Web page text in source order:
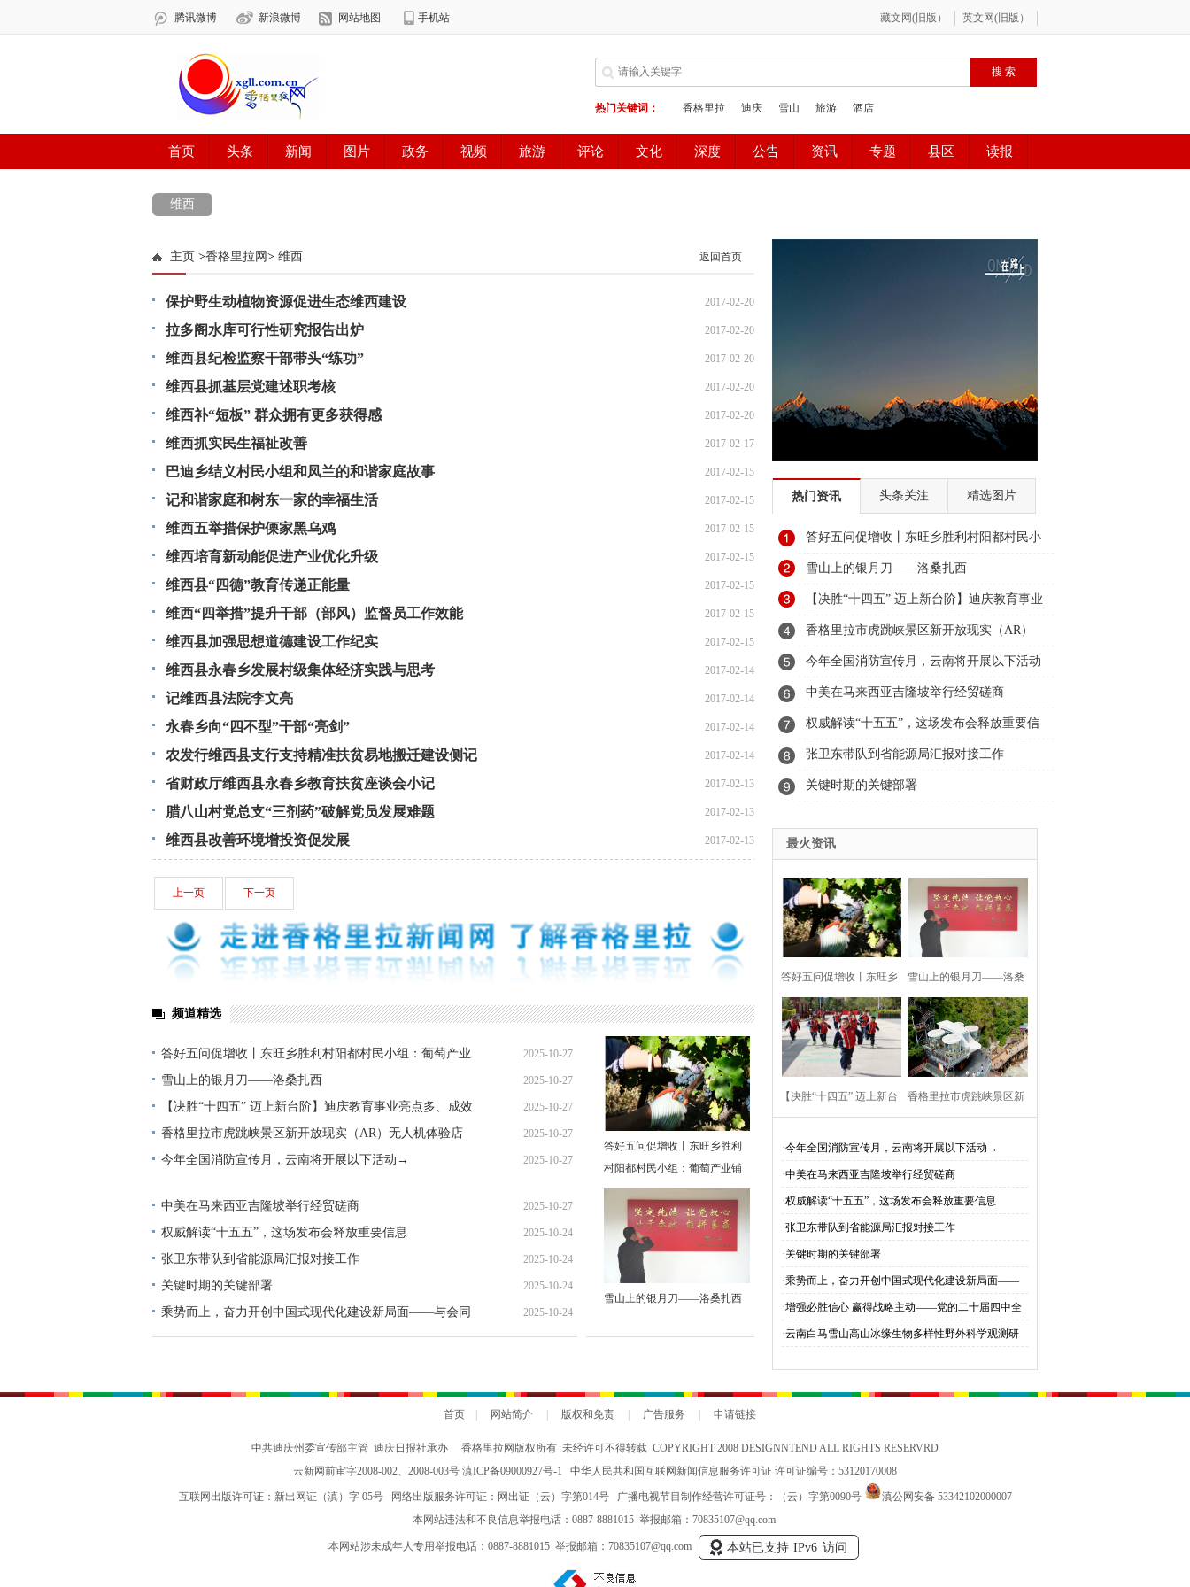
维西
主页 >香格里拉网 > 维西 返回首页
保护野生动植物资源促进生态维西建设 2017-02-20
拉多阁水库可行性研究报告出炉 2017-02-20
维西县纪检监察干部带头“练功” 2017-02-20
维西县抓基层党建述职考核 2017-02-20
维西补“短板” 群众拥有更多获得感 2017-02-20
维西抓实民生福祉改善 2017-02-17
巴迪乡结义村民小组和凤兰的和谐家庭故事 2017-02-15
记和谐家庭和树东一家的幸福生活 2017-02-15
维西五举措保护傈家黑乌鸡 2017-02-15
维西培育新动能促进产业优化升级 2017-02-15
维西县“四德”教育传递正能量 2017-02-15
维西“四举措”提升干部（部风）监督员工作效能 2017-02-15
维西县加强思想道德建设工作纪实 2017-02-15
维西县永春乡发展村级集体经济实践与思考 2017-02-14
记维西县法院李文亮 2017-02-14
永春乡向“四不型”干部“亮剑” 2017-02-14
农发行维西县支行支持精准扶贫易地搬迁建设侧记 2017-02-14
省财政厅维西县永春乡教育扶贫座谈会小记 2017-02-13
腊八山村党总支“三剂药”破解党员发展难题 2017-02-13
维西县改善环境增投资促发展 2017-02-13
上一页 下一页
频道精选
答好五问促增收丨东旺乡胜利村阳都村民小组：葡萄产业
铺就“甜蜜”增收路
2025-10-27
雪山上的银月刀——洛桑扎西 2025-10-27
【决胜“十四五” 迈上新台阶】迪庆教育事业亮点多、成效
显——培根铸魂育桃李
2025-10-27
香格里拉市虎跳峡景区新开放现实（AR）无人机体验店 2025-10-27
今年全国消防宣传月，云南将开展以下活动→ 2025-10-27
中美在马来西亚吉隆坡举行经贸磋商 2025-10-27
权威解读“十五五”，这场发布会释放重要信息 2025-10-24
张卫东带队到省能源局汇报对接工作 2025-10-24
关键时期的关键部署 2025-10-24
乘势而上，奋力开创中国式现代化建设新局面——与会同
志谈贯彻落实党的二十届四中全会精神
2025-10-24
答好五问促增收丨东旺乡胜利
村阳都村民小组：葡萄产业铺
就“甜蜜”增收路
雪山上的银月刀——洛桑扎西
热门资讯 头条关注 精选图片
答好五问促增收丨东旺乡胜利村阳都村民小
组：葡萄产业铺就“甜蜜”增收路
雪山上的银月刀——洛桑扎西
【决胜“十四五” 迈上新台阶】迪庆教育事业
亮点多、成效显——培根铸魂育桃李
香格里拉市虎跳峡景区新开放现实（AR）
无人机体验店
今年全国消防宣传月，云南将开展以下活动
→
中美在马来西亚吉隆坡举行经贸磋商
权威解读“十五五”，这场发布会释放重要信
息
张卫东带队到省能源局汇报对接工作
关键时期的关键部署
最火资讯
答好五问促增收丨东旺乡
胜利村阳都村民小组：葡
萄产业铺就“甜蜜”增收路
雪山上的银月刀——洛桑
扎西
【决胜“十四五” 迈上新台
多、成效显——培根铸魂
育桃李
香格里拉市虎跳峡景区新
·今年全国消防宣传月，云南将开展以下活动→
·中美在马来西亚吉隆坡举行经贸磋商
·权威解读“十五五”，这场发布会释放重要信息
·张卫东带队到省能源局汇报对接工作
·关键时期的关键部署
·乘势而上，奋力开创中国式现代化建设新局面——
与会同志谈贯彻落实党的二十届四中全会精神
·增强必胜信心 赢得战略主动——党的二十届四中全
会锚定中国式现代化发展新目标
·云南白马雪山高山冰缘生物多样性野外科学观测研